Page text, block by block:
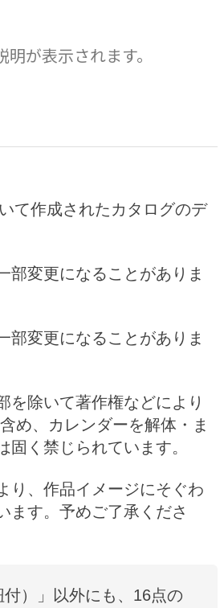
が表示されます。
て作成されたカタログのデ
変更になることがありま
変更になることがありま
除いて著作権などにより
め、カレンダーを解体・ま
く禁じられています。
り、作品イメージにそぐわ
ます。予めご了承くださ
） 」以外にも、 16点の